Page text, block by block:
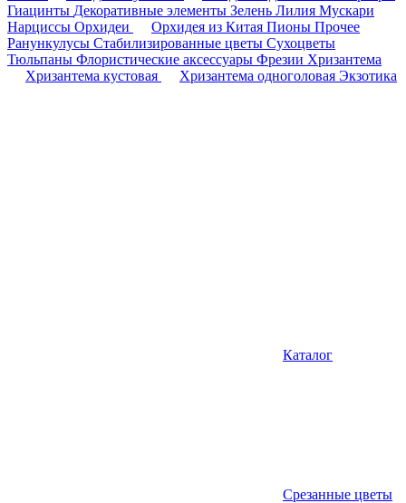
Гиацинты Декоративные элементы Зелень Лилия Мускари
Нарциссы Орхидеи Орхидея из Китая Пионы Прочее
Ранункулусы Стабилизированные цветы Сухоцветы
Тюльпаны Флористические аксессуары Фрезии Хризантема
Хризантема кустовая
Хризантема одноголовая Экзотика
Каталог
Срезанные цветы